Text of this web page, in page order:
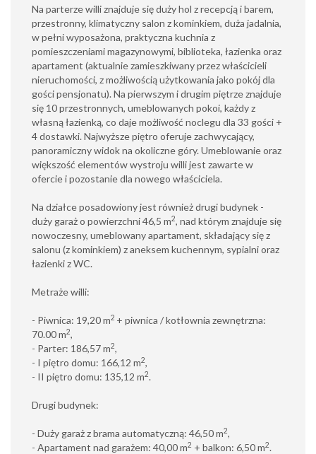
Na parterze willi znajduje się duży hol z recepcją i barem,
przestronny, klimatyczny salon z kominkiem, duża jadalnia,
w pełni wyposażona, praktyczna kuchnia z
pomieszczeniami magazynowymi, biblioteka, łazienka oraz
apartament (aktualnie zamieszkiwany przez właścicieli
nieruchomości, z możliwością użytkowania jako pokój dla
gości pensjonatu). Na pierwszym i drugim piętrze znajduje
się 10 przestronnych, umeblowanych pokoi, każdy z
własną łazienką, co daje możliwość noclegu dla 33 gości +
4 dostawki. Najwyższe piętro oferuje zachwycający,
panoramiczny widok na okoliczne góry. Umeblowanie oraz
większość elementów wystroju willi jest zawarte w
ofercie i pozostanie dla nowego właściciela.
Na działce posadowiony jest również drugi budynek -
duży garaż o powierzchni 46,5 m2, nad którym znajduje się
nowoczesny, umeblowany apartament, składający się z
salonu (z kominkiem) z aneksem kuchennym, sypialni oraz
łazienki z WC.
Metraże willi:
- Piwnica: 19,20 m2 + piwnica / kotłownia zewnętrzna:
70.00 m2,
- Parter: 186,57 m2,
- I piętro domu: 166,12 m2,
- II piętro domu: 135,12 m2.
Drugi budynek:
- Duży garaż z brama automatyczną: 46,50 m2,
- Apartament nad garażem: 40,00 m2 + balkon: 6,50 m2.